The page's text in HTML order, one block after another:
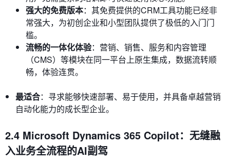
强大的免费版本：其免费提供的CRM工具功能已经非
常强大，为初创企业和小型团队提供了极低的入门门
槛。
流畅的一体化体验：营销、销售、服务和内容管理
（CMS）等模块在同一平台上原生集成，数据流转顺
畅，体验连贯。
最适合：寻求能够快速部署、易于使用，并具备卓越营销
自动化能力的成长型企业。
2.4 Microsoft Dynamics 365 Copilot：无缝融
入业务全流程的AI副驾